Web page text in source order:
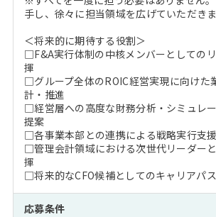
手し、徐々に担当領域を広げていただきま
＜将来的に期待する役割＞
□F&A実行体制の中核メンバーとしての
揮
□グループ全体のROIC経営実現に向けた
計・推進
□経営層への高度な財務分析・シミュレ
提案
□各事業本部との連携による戦略実行支
□管理会計領域における次世代リーダー
揮
□将来的なCFO候補としてのキャリアパス
応募条件